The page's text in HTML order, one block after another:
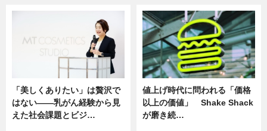
「美しくありたい」は贅沢で
はない――乳がん経験から見
えた社会課題とビジ…
値上げ時代に問われる「価格
以上の価値」 Shake Shack
が磨き続…